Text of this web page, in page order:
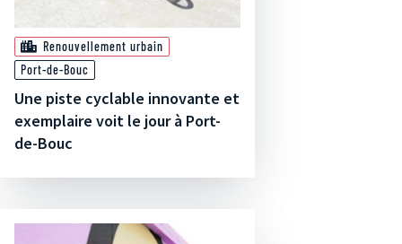
Renouvellement urbain
Port-de-Bouc
Une piste cyclable innovante et
exemplaire voit le jour à Port-
de-Bouc